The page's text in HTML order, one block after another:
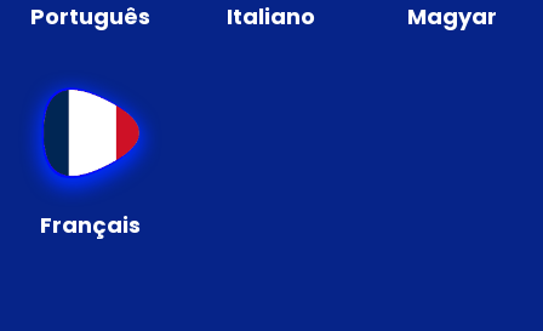
Português Italiano Magyar
Français